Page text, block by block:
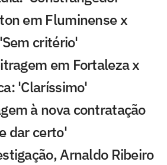
em Fluminense x
critério'
em Fortaleza x
'Claríssimo'
à nova contratação
dar certo'
Arnaldo Ribeiro